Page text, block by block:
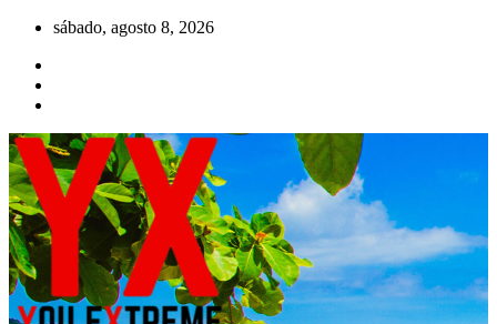
Saltar
contenido
sábado, agosto 8, 2026